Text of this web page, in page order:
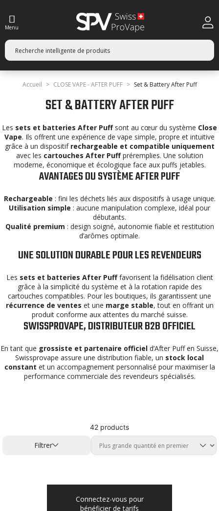
Menu
Accueil CLOSE VAPE - AFTER PUFF Set & Battery After Puff
SET & BATTERY AFTER PUFF
Les sets et batteries After Puffsont au cœur du système Close
Vape. Ils offrent une expérience de vape simple, propre et intuitive
grâce à un dispositif rechargeable et compatible uniquement
avec les cartouches After Puffpréremplies. Une solution
moderne, économique et écologique face aux puffs jetables.
AVANTAGES DU SYSTÈME AFTER PUFF
Rechargeable : fini les déchets liés aux dispositifs à usage unique.
Utilisation simple : aucune manipulation complexe, idéal pour
débutants.
Qualité premium : design soigné, autonomie fiable et restitution
d’arômes optimale.
UNE SOLUTION DURABLE POUR LES REVENDEURS
Les sets et batteries After Pufffavorisent la fidélisation client
grâce à la simplicité du système et à la rotation rapide des
cartouches compatibles. Pour les boutiques, ils garantissent une
récurrence de ventes et une marge stable, tout en offrant un
produit conforme aux attentes du marché suisse.
SWISSPROVAPE, DISTRIBUTEUR B2B OFFICIEL
En tant que grossiste et partenaire officiel d’After Puff en Suisse,
Swissprovape assure une distribution fiable, un stock local
constant et un accompagnement personnalisé pour maximiser la
performance commerciale des revendeurs spécialisés.
42 products
Filtrer
Connectez-vous pour
bénéficier de tarifs